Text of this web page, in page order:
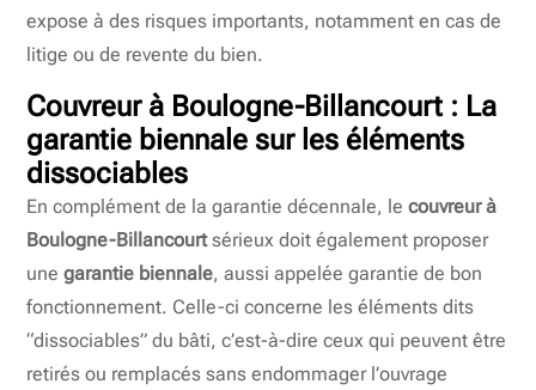
expose à des risques importants, notamment en cas de
litige ou de revente du bien.
Couvreur à Boulogne-Billancourt : La
garantie biennale sur les éléments
dissociables
En complément de la garantie décennale, lecouvreur à
Boulogne-Billancourtsérieux doit également proposer
unegarantie biennale, aussi appelée garantie de bon
fonctionnement. Celle-ci concerne les éléments dits
“dissociables” du bâti, c’est-à-dire ceux qui peuvent être
retirés ou remplacés sans endommager l’ouvrage